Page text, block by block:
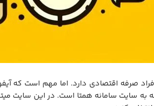
صرفه اقتصادی دارد. اما مهم است که
سایت سامانه همتا است. در این سایت